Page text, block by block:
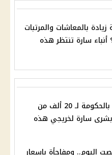
بالمعاشات والمرتبات
أنباء سارة تنتظر هذه
وظائف للتعيين بالحكومة لـ 20 ألف من
سارة لخريجي هذه
اليوم.. ومفاجأة باسعار